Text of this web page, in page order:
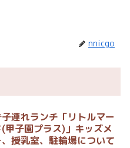
nnicgo
連れランチ「リトルマー
甲子園プラス)」キッズメ
授乳室、駐輪場について